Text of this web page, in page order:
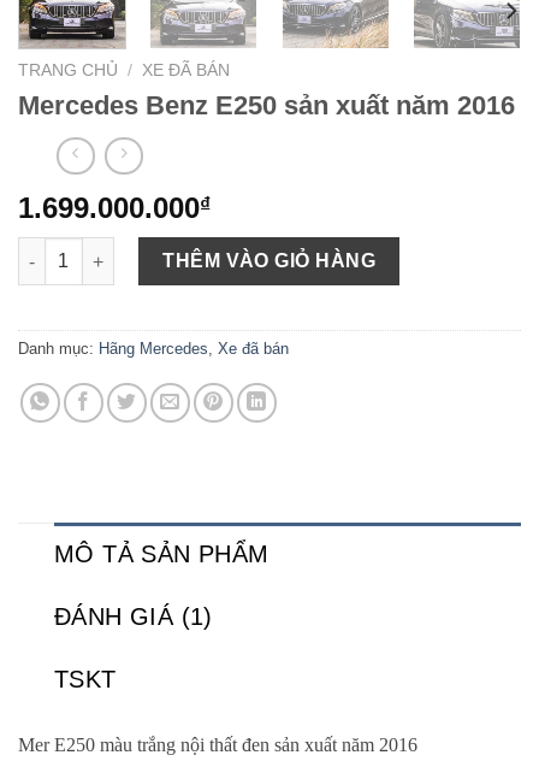
TRANG CHỦ / XE ĐÃ BÁN
Mercedes Benz E250 sản xuất năm 2016
1.699.000.000₫
Mercedes Benz E250 sản xuất năm 2016 số lượng
THÊM VÀO GIỎ HÀNG
Danh mục: Hãng Mercedes, Xe đã bán
MÔ TẢ SẢN PHẨM
ĐÁNH GIÁ (1)
TSKT
Mer E250 màu trắng nội thất đen sản xuất năm 2016